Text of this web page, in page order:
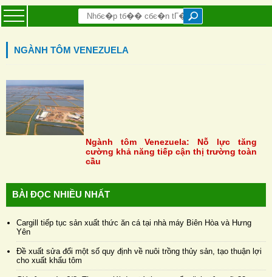
NGÀNH TÔM VENEZUELA
Ngành tôm Venezuela: Nỗ lực tăng
cường khả năng tiếp cận thị trường toàn
cầu
BÀI ĐỌC NHIỀU NHẤT
Cargill tiếp tục sản xuất thức ăn cá tại nhà máy Biên Hòa và Hưng
Yên
Đề xuất sửa đổi một số quy định về nuôi trồng thủy sản, tạo thuận lợi
cho xuất khẩu tôm